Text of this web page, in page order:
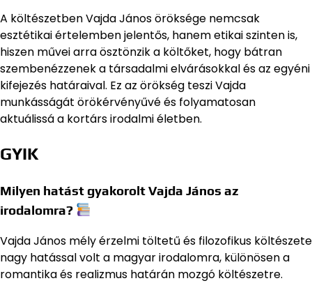
A költészetben Vajda János öröksége nemcsak
esztétikai értelemben jelentős, hanem etikai szinten is,
hiszen művei arra ösztönzik a költőket, hogy bátran
szembenézzenek a társadalmi elvárásokkal és az egyéni
kifejezés határaival. Ez az örökség teszi Vajda
munkásságát örökérvényűvé és folyamatosan
aktuálissá a kortárs irodalmi életben.
GYIK
Milyen hatást gyakorolt Vajda János az
irodalomra?
Vajda János mély érzelmi töltetű és filozofikus költészete
nagy hatással volt a magyar irodalomra, különösen a
romantika és realizmus határán mozgó költészetre.